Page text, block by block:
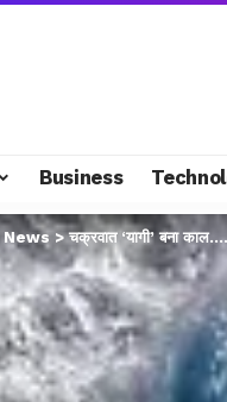
Business
News >चक्रवात ‘यागी’ बना